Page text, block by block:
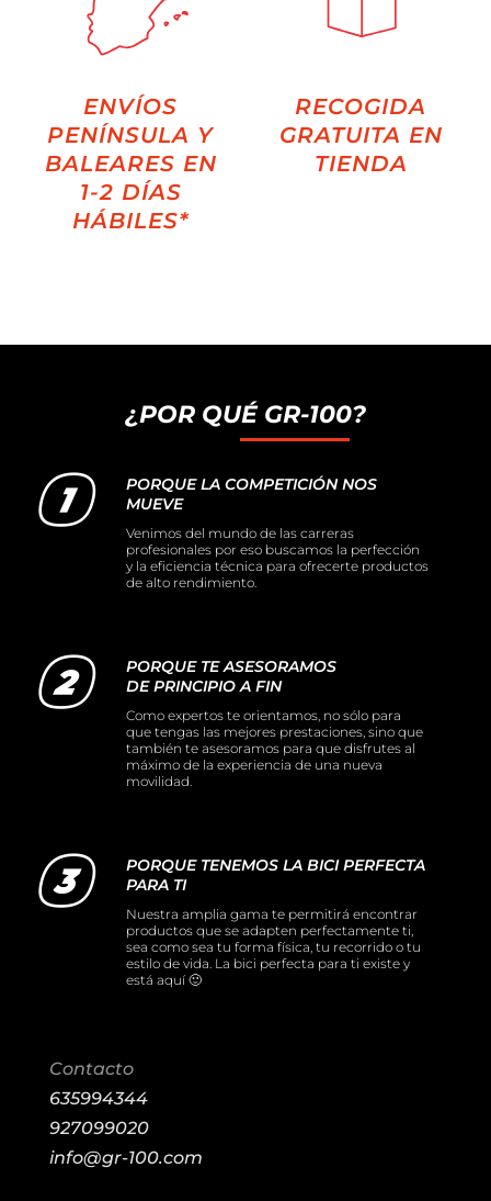
ENVÍOS
PENÍNSULA Y
BALEARES EN
1-2 DÍAS
HÁBILES*
RECOGIDA
GRATUITA EN
TIENDA
¿POR QUÉ GR-100?
PORQUE LA COMPETICIÓN NOS
MUEVE
Venimos del mundo de las carreras
profesionales por eso buscamos la perfección
y la eficiencia técnica para ofrecerte productos
de alto rendimiento.
PORQUE TE ASESORAMOS
DE PRINCIPIO A FIN
Como expertos te orientamos, no sólo para
que tengas las mejores prestaciones, sino que
también te asesoramos para que disfrutes al
máximo de la experiencia de una nueva
movilidad.
PORQUE TENEMOS LA BICI PERFECTA
PARA TI
Nuestra amplia gama te permitirá encontrar
productos que se adapten perfectamente ti,
sea como sea tu forma física, tu recorrido o tu
estilo de vida. La bici perfecta para ti existe y
está aquí 🙂
Contacto
635994344
927099020
info@gr-100.com